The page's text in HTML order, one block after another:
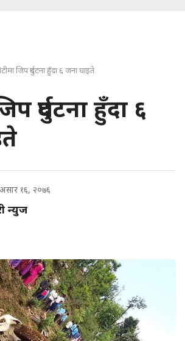
जिप दुर्घटना हुँदा ६ जना घाइते
दुर्घटना हुँदा ६
१६, २०७६
न्युज